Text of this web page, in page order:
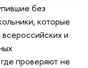
без
которые
и
проверяют не